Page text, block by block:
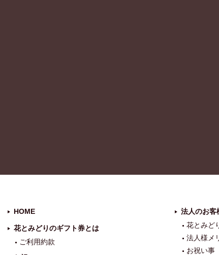
HOME
花とみどりのギフト券とは
ご利用約款
法人のお客
花とみど
法人様メ
お祝い事